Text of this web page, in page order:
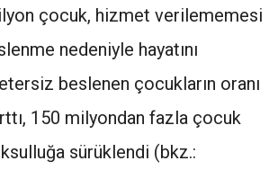
çocuk, hizmet verilememesi
nedeniyle hayatını
beslenen çocukların oranı
150 milyondan fazla çocuk
sürüklendi (bkz.: